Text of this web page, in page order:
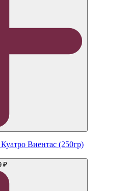
Виентас (250гр)
₽